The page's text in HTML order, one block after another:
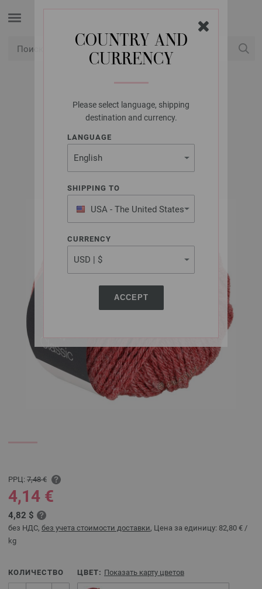
COUNTRY AND
CURRENCY
Please select language, shipping
destination and currency.
LANGUAGE
SHIPPING TO
USA - The United States
of America
CURRENCY
ACCEPT
LANA GROSSA
NEW CLASSIC
РРЦ: 7,48 €
4,14 €
4,82 $
без НДС, без учета стоимости доставки, Цена за единицу: 82,80 € /
kg
КОЛИЧЕСТВО ЦВЕТ: Показать карту цветов